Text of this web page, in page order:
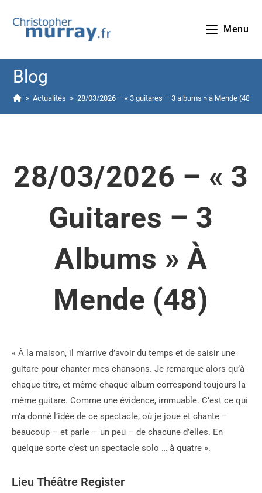
Menu
Blog
> Actualités > 28/03/2026 – « 3 guitares – 3 albums » à Mende (48)
28/03/2026 – « 3
Guitares – 3
Albums » À
Mende (48)
« À la maison, il m’arrive d’avoir du temps et de saisir une
guitare pour chanter mes chansons. Je remarque alors qu’à
chaque titre, et même chaque album correspond toujours la
même guitare. Comme une évidence, immuable. C’est ce qui
m’a donné l’idée de ce spectacle, où je joue et chante –
beaucoup – et parle – un peu – de chacune d’elles. En
quelque sorte c’est un spectacle solo … à quatre ».
Lieu Théâtre Register